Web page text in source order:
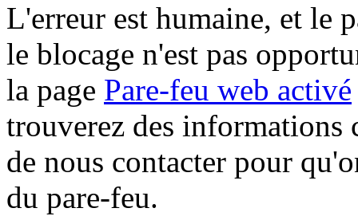
L'erreur est humaine, et le
le blocage n'est pas
la page Pare-feu web activé
trouverez des informations
de nous contacter pour
du pare-feu.